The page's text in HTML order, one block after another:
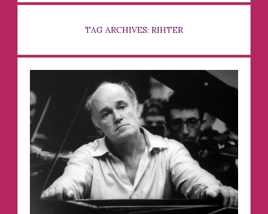
TAG ARCHIVES: RIHTER